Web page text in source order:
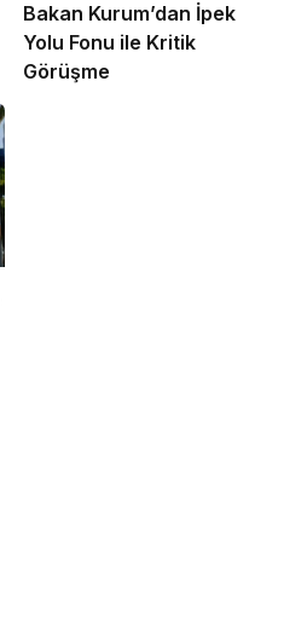
Bakan Kurum’dan İpek
Yolu Fonu ile Kritik
Görüşme